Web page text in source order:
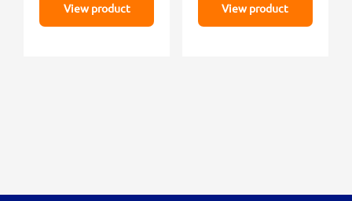
View product View product